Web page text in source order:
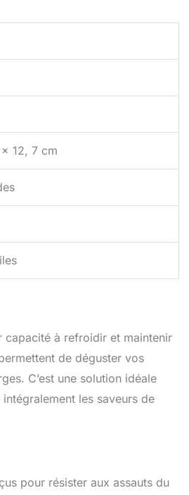
12, 7 cm
capacité à refroidir et maintenir
de déguster vos
C’est une solution idéale
les saveurs de
pour résister aux assauts du